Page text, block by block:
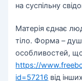
на суспільну
Матерія єднає
тіло. Форма –
особливостей,
https://
id=57216 від